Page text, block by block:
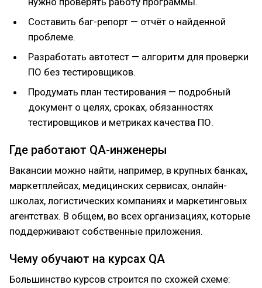
Составить баг-репорт — отчёт о найденной
проблеме.
Разработать автотест — алгоритм для проверки
ПО без тестировщиков.
Продумать план тестирования — подробный
документ о целях, сроках, обязанностях
тестировщиков и метриках качества ПО.
Где работают QA-инженеры
Вакансии можно найти, например, в крупных банках,
маркетплейсах, медицинских сервисах, онлайн-
школах, логистических компаниях и маркетинговых
агентствах. В общем, во всех организациях, которые
поддерживают собственные приложения.
Чему обучают на курсах QA
Большинство курсов строится по схожей схеме: